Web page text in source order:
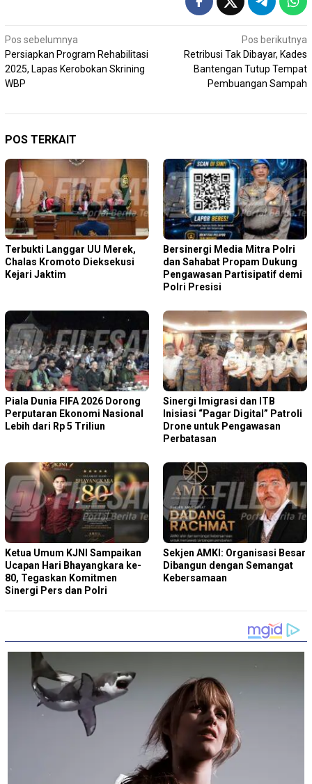
Navigasi
pos
Pos sebelumnya
Persiapkan Program Rehabilitasi
2025, Lapas Kerobokan Skrining
WBP
Pos berikutnya
Retribusi Tak Dibayar, Kades
Bantengan Tutup Tempat
Pembuangan Sampah
POS TERKAIT
Terbukti Langgar UU Merek,
Chalas Kromoto Dieksekusi
Kejari Jaktim
Bersinergi Media Mitra Polri
dan Sahabat Propam Dukung
Pengawasan Partisipatif demi
Polri Presisi
Piala Dunia FIFA 2026 Dorong
Perputaran Ekonomi Nasional
Lebih dari Rp 5 Triliun
Sinergi Imigrasi dan ITB
Inisiasi “Pagar Digital” Patroli
Drone untuk Pengawasan
Perbatasan
Ketua Umum KJNI Sampaikan
Ucapan Hari Bhayangkara ke-
80, Tegaskan Komitmen
Sinergi Pers dan Polri
Sekjen AMKI: Organisasi Besar
Dibangun dengan Semangat
Kebersamaan